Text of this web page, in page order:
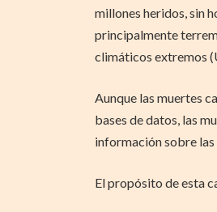
millones heridos, sin
principalmente
climáticos extremos
Aunque las muertes
bases de datos, las
información sobre las
El propósito de esta